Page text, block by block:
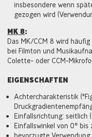
insbesondere wenn
gezogen wird
MK 8:
Das MK/CCM 8 wird
bei Filmton und
Colette- oder CCM-
EIGENSCHAFTEN
Achtercharakteristik
Einfallsrichtung: seitlich
Einfallswinkel von 0° bis
bevorzugte